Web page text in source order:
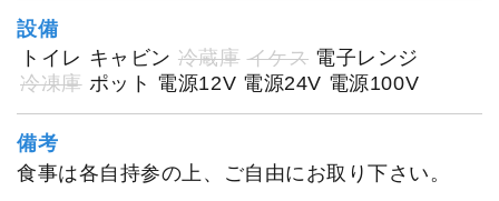
設備
トイレ キャビン 冷蔵庫 イケス 電子レンジ
冷凍庫 ポット 電源12V 電源24V 電源100V
備考
食事は各自持参の上、ご自由にお取り下さい。